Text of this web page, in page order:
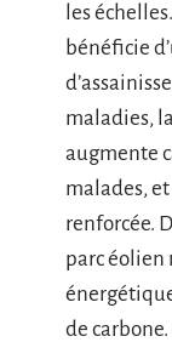
les
bénéficie
maladies,
augmente
malades, et
renforcée.
parc éolien
de